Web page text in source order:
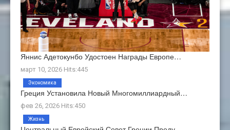
Яннис Адетокунбо Удостоен Награды Европе…
март 10, 2026 Hits:445
Греция Установила Новый Многомиллиардный…
фев 26, 2026 Hits:450
Экономика
Жизнь